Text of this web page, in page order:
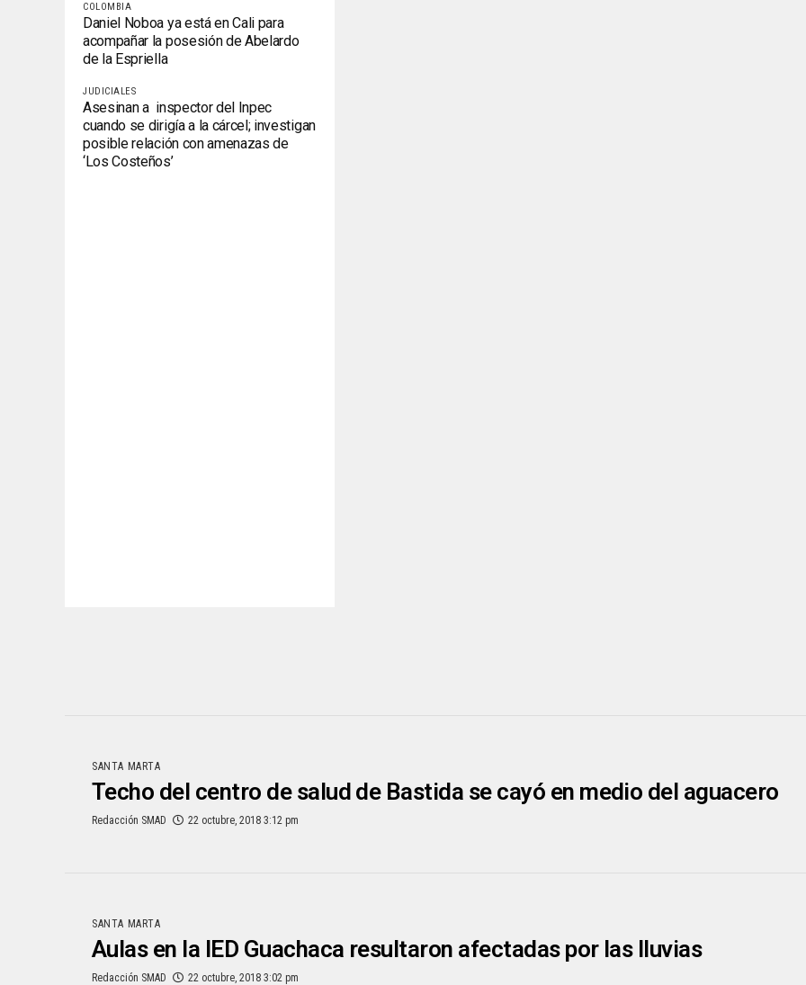
COLOMBIA
Daniel Noboa ya está en Cali para
acompañar la posesión de Abelardo
de la Espriella
JUDICIALES
Asesinan a inspector del Inpec
cuando se dirigía a la cárcel; investigan
posible relación con amenazas de
‘Los Costeños’
SANTA MARTA
Techo del centro de salud de Bastida se cayó en medio del aguacero
Redacción SMAD 22 octubre, 2018 3:12 pm
SANTA MARTA
Aulas en la IED Guachaca resultaron afectadas por las lluvias
Redacción SMAD 22 octubre, 2018 3:02 pm